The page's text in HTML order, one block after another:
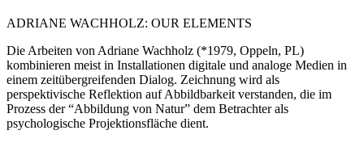
ADRIANE WACHHOLZ: OUR ELEMENTS
Die Arbeiten von Adriane Wachholz (*1979, Oppeln, PL)
kombinieren meist in Installationen digitale und analoge Medien in
einem zeitübergreifenden Dialog. Zeichnung wird als
perspektivische Reflektion auf Abbildbarkeit verstanden, die im
Prozess der “Abbildung von Natur” dem Betrachter als
psychologische Projektionsfläche dient.